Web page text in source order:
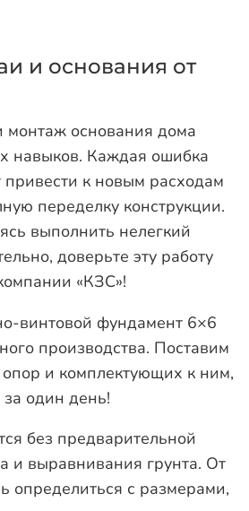
и основания от
монтаж основания дома
навыков. Каждая ошибка
привести к новым расходам
переделку конструкции.
выполнить нелегкий
доверьте эту работу
«КЗС»!
винтовой фундамент 6×6
производства. Поставим
и комплектующих к ним,
за один день!
без предварительной
и выравнивания грунта. От
определиться с размерами,